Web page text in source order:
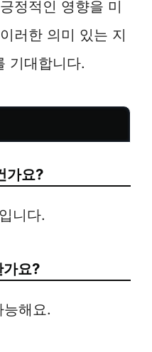
정적인 영향을 미
러한 의미 있는 지
기대합니다.
가요?
니다.
가요?
해요.